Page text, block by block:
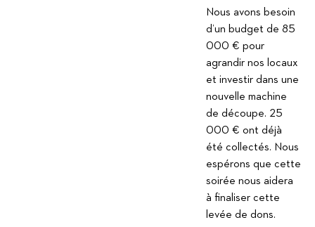
Nous avons besoin
d’un budget de 85
000 € pour
agrandir nos locaux
et investir dans une
nouvelle machine
de découpe. 25
000 € ont déjà
été collectés. Nous
espérons que cette
soirée nous aidera
à finaliser cette
levée de dons.